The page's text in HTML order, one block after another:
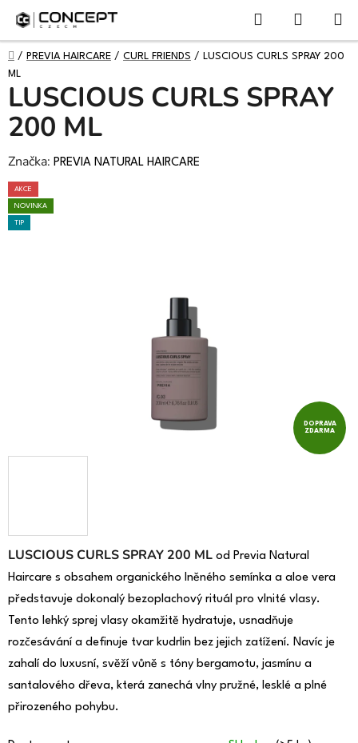
Přejít
obsah
KOŠÍK
DOMŮ
/ PREVIA HAIRCARE / CURL FRIENDS / LUSCIOUS CURLS SPRAY 200
ML
LUSCIOUS CURLS SPRAY 200 ML od Previa Natural
Haircare s obsahem organického lněného semínka a aloe vera
představuje dokonalý bezoplachový rituál pro vlnité vlasy.
Tento lehký sprej vlasy okamžitě hydratuje, usnadňuje
rozčesávání a definuje tvar kudrlin bez jejich zatížení. Navíc je
zahalí do luxusní, svěží vůně s tóny bergamotu, jasmínu a
santalového dřeva, která zanechá vlny pružné, lesklé a plné
přirozeného pohybu.
LUSCIOUS CURLS SPRAY
200 ML
Značka: PREVIA NATURAL HAIRCARE
AKCE
NOVINKA
TIP
DOPRAVA
ZDARMA